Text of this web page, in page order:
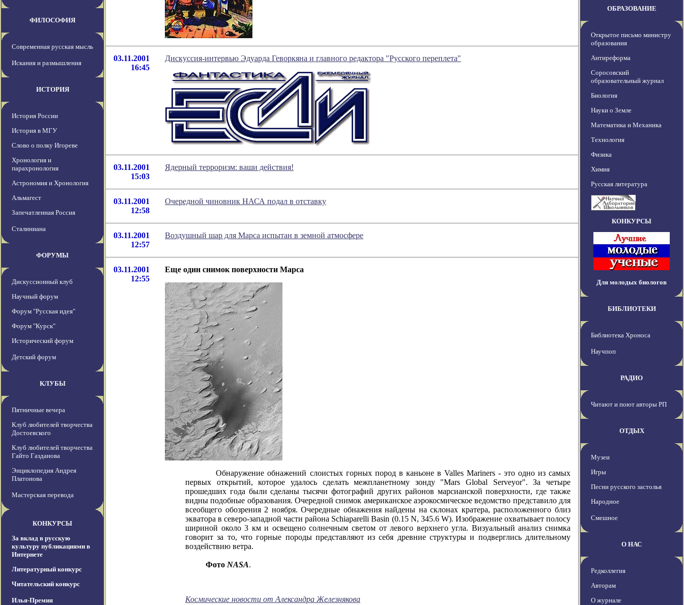
ФИЛОСОФИЯ
Современная русская мысль
Искания и размышления
ИСТОРИЯ
История России
История в МГУ
Слово о полку Игореве
Хронология и
парахронология
Астрономия и Хронология
Альмагест
Запечатленная Россия
Сталиниана
ФОРУМЫ
Дискуссионный клуб
Научный форум
Форум "Русская идея"
Форум "Курск"
Исторический форум
Детский форум
КЛУБЫ
Пятничные вечера
Клуб любителей творчества
Достоевского
Клуб любителей творчества
Гайто Газданова
Энциклопедия Андрея
Платонова
Мастерская перевода
КОНКУРСЫ
За вклад в русскую
культуру публикациями в
Интернете
Литературный конкурс
Читательский конкурс
Илья-Премия
03.11.2001
16:45
Дискуссия-интервью Эдуарда Геворкяна и главного редактора "Русского переплета"
03.11.2001
15:03
Ядерный терроризм: ваши действия!
03.11.2001
12:58
Очередной чиновник НАСА подал в отставку
03.11.2001
12:57
Воздушный шар для Марса испытан в земной атмосфере
03.11.2001
12:55
Еще один снимок поверхности Марса
Обнаружение обнажений слоистых горных пород в каньоне в Valles Mariners - это одно из самых
первых открытий, которое удалось сделать межпланетному зонду "Mars Global Serveyor". За четыре
прошедших года были сделаны тысячи фотографий других районов марсианской поверхности, где также
видны подобные образования. Очередной снимок американское аэрокосмическое ведомство представило для
всеобщего обозрения 2 ноября. Очередные обнажения найдены на склонах кратера, расположенного близ
экватора в северо-западной части района Schiaparelli Basin (0.15 N, 345.6 W). Изображение охватывает полосу
шириной около 3 км и освещено солнечным светом от левого верхнего угла. Визуальный анализ снимка
говорит за то, что горные породы представляют из себя древние структуры и подверглись длительному
воздействию ветра.
Фото NASA.
Космические новости от Александра Железнякова
ОБРАЗОВАНИЕ
Открытое письмо министру
образования
Антиреформа
Соросовский
образовательный журнал
Биология
Науки о Земле
Математика и Механика
Технология
Физика
Химия
Русская литература
КОНКУРСЫ
Для молодых биологов
БИБЛИОТЕКИ
Библиотека Хроноса
Научпоп
РАДИО
Читают и поют авторы РП
ОТДЫХ
Музеи
Игры
Песни русского застолья
Народное
Смешное
О НАС
Редколлегия
Авторам
О журнале